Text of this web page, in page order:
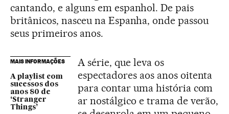
cantando, e alguns em espanhol. De pais
britânicos, nasceu na Espanha, onde passou
seus primeiros anos.
MAIS INFORMAÇÕES
A playlist com
sucessos dos
anos 80 de
‘Stranger
Things’
A série, que leva os
espectadores aos anos oitenta
para contar uma história com
ar nostálgico e trama de verão,